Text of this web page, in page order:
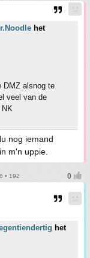
het
DMZ alsnog te
veel van de
nog iemand
m'n uppie.
• 192
het